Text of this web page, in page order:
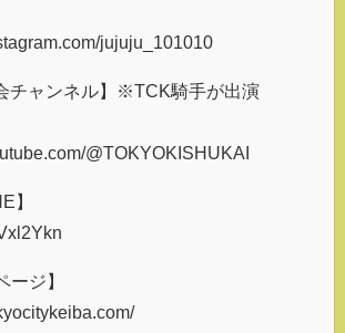
jujuju_101010
チャンネル】※TCK騎手が出演
@TOKYOKISHUKAI
】
ージ】